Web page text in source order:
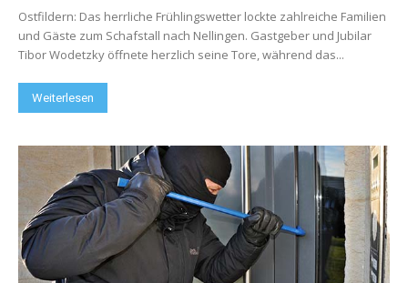
Ostfildern: Das herrliche Frühlingswetter lockte zahlreiche Familien
und Gäste zum Schafstall nach Nellingen. Gastgeber und Jubilar
Tibor Wodetzky öffnete herzlich seine Tore, während das...
Weiterlesen